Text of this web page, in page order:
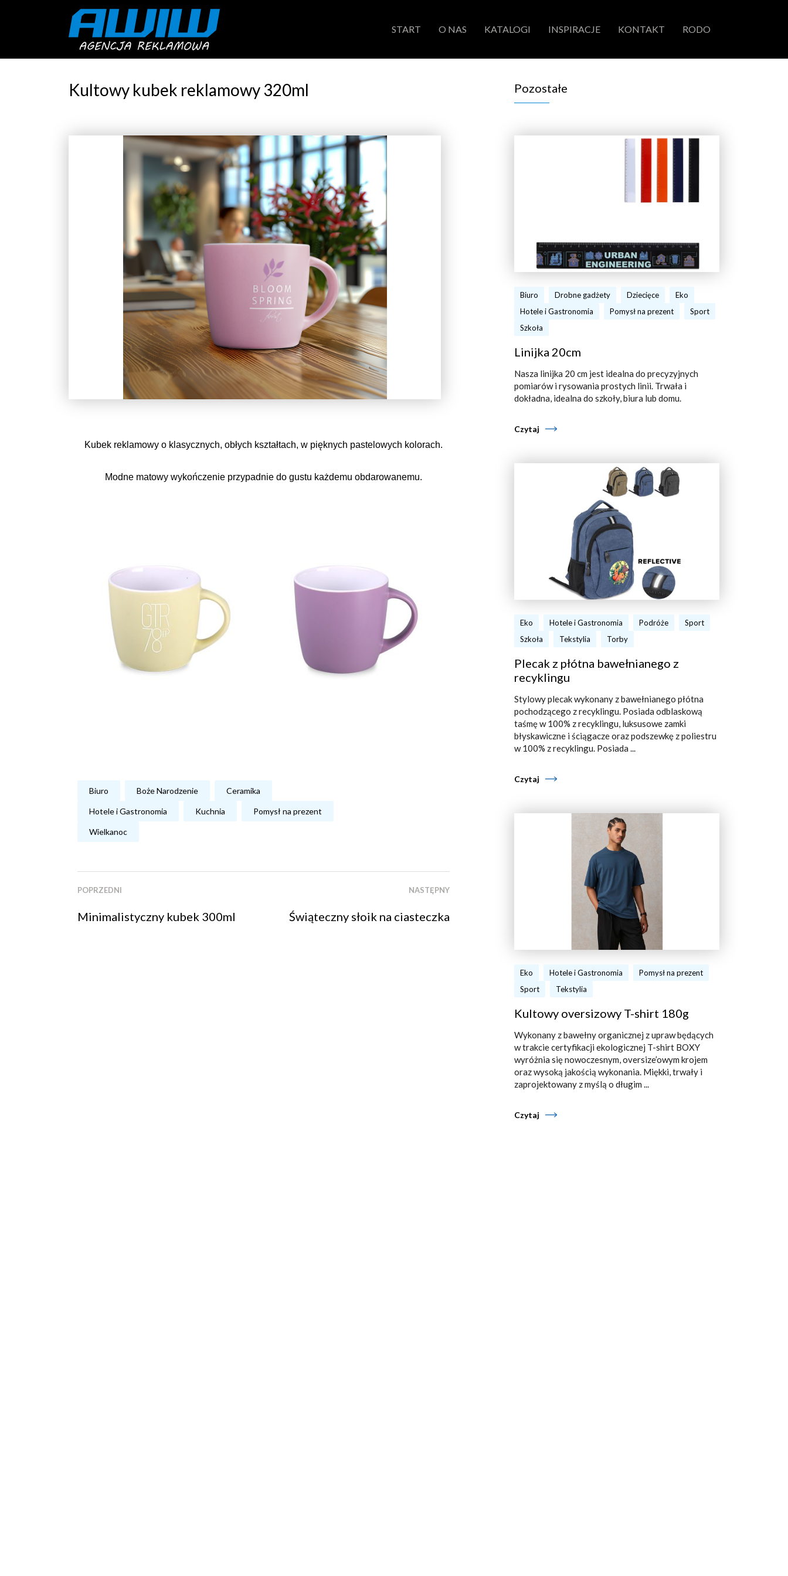
START O NAS KATALOGI INSPIRACJE KONTAKT RODO
Kultowy kubek reklamowy 320ml
Kubek reklamowy o klasycznych, obłych kształtach, w pięknych pastelowych kolorach.
Modne matowy wykończenie przypadnie do gustu każdemu obdarowanemu.
Biuro Boże Narodzenie Ceramika
Hotele i Gastronomia Kuchnia Pomysł na prezent
Wielkanoc
POPRZEDNI
Minimalistyczny kubek 300ml
NASTĘPNY
Świąteczny słoik na ciasteczka
Pozostałe
Biuro Drobne gadżety Dziecięce
Eko
Hotele i Gastronomia
Pomysł na prezent
Sport
Szkoła
Linijka 20cm
Nasza linijka 20 cm jest idealna do precyzyjnych
pomiarów i rysowania prostych linii. Trwała i
dokładna, idealna do szkoły, biura lub domu.
Czytaj
Eko Hotele i Gastronomia Podróże
Sport
Szkoła
Tekstylia Torby
Plecak z płótna bawełnianego z
recyklingu
Stylowy plecak wykonany z bawełnianego płótna
pochodzącego z recyklingu. Posiada odblaskową
taśmę w 100% z recyklingu, luksusowe zamki
błyskawiczne i ściągacze oraz podszewkę z poliestru
w 100% z recyklingu. Posiada ...
Czytaj
Eko Hotele i Gastronomia
Pomysł na prezent
Sport
Tekstylia
Kultowy oversizowy T-shirt 180g
Wykonany z bawełny organicznej z upraw będących
w trakcie certyfikacji ekologicznej T-shirt BOXY
wyróżnia się nowoczesnym, oversize’owym krojem
oraz wysoką jakością wykonania. Miękki, trwały i
zaprojektowany z myślą o długim ...
Czytaj